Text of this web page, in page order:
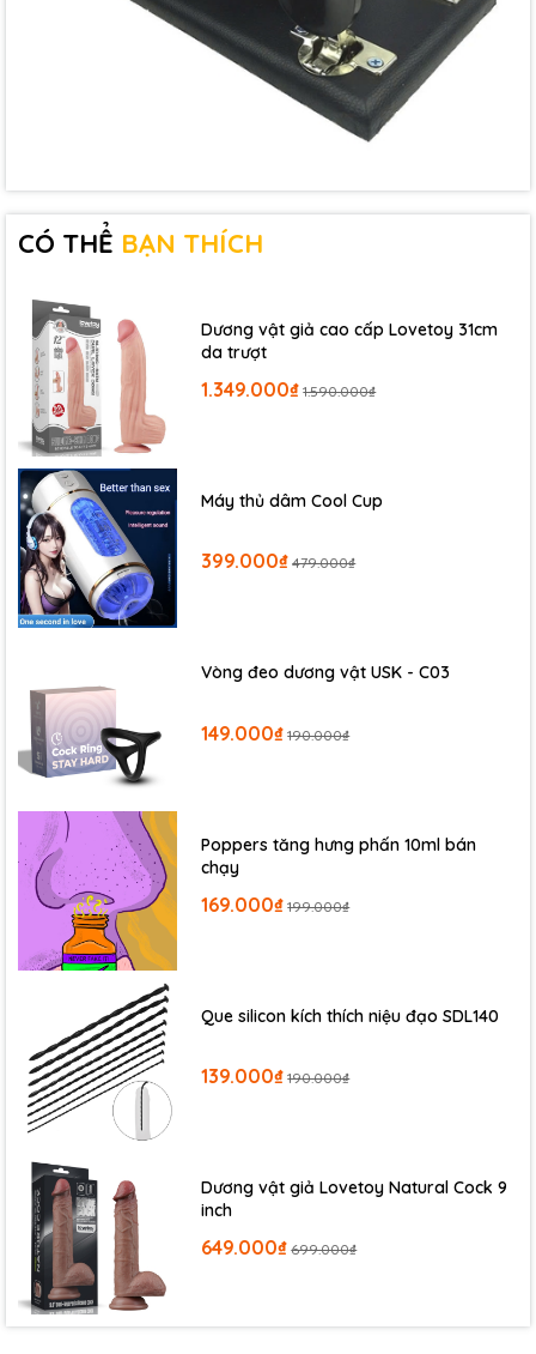
CÓ THỂ BẠN THÍCH
Dương vật giả cao cấp Lovetoy 31cm
da trượt
1.349.000₫ 1.590.000₫
Máy thủ dâm Cool Cup
399.000₫ 479.000₫
Vòng đeo dương vật USK - C03
149.000₫ 190.000₫
Poppers tăng hưng phấn 10ml bán
chạy
169.000₫ 199.000₫
Que silicon kích thích niệu đạo SDL140
139.000₫ 190.000₫
Dương vật giả Lovetoy Natural Cock 9
inch
649.000₫ 699.000₫